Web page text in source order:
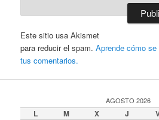
Este sitio usa Akismet
para reducir el spam.Aprende cómo
tus comentarios.
AGOSTO 2026
L M X J